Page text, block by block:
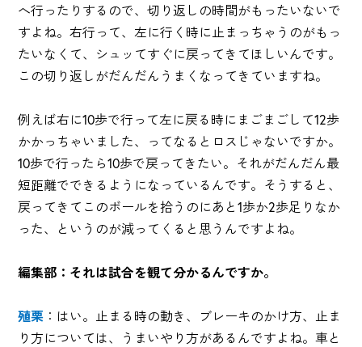
へ行ったりするので、切り返しの時間がもったいないで
すよね。右行って、左に行く時に止まっちゃうのがもっ
たいなくて、シュッてすぐに戻ってきてほしいんです。
この切り返しがだんだんうまくなってきていますね。
例えば右に10歩で行って左に戻る時にまごまごして12歩
かかっちゃいました、ってなるとロスじゃないですか。
10歩で行ったら10歩で戻ってきたい。それがだんだん最
短距離でできるようになっているんです。そうすると、
戻ってきてこのボールを拾うのにあと1歩か2歩足りなか
った、というのが減ってくると思うんですよね。
編集部：それは試合を観て分かるんですか。
殖栗 ：はい。止まる時の動き、ブレーキのかけ方、止ま
り方については、うまいやり方があるんですよね。車と